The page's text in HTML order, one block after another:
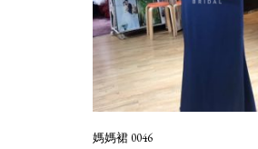
媽媽裙 0046